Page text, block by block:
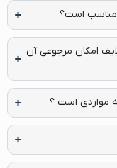
مناسب است؟
امکان مرجوعی آن
مواردی است ؟